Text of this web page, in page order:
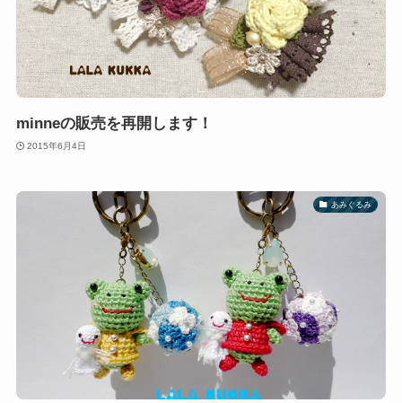
minneの販売を再開します！
2015年6月4日
あみぐるみ